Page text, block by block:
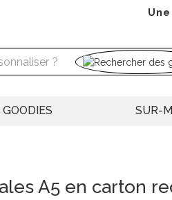
GOODIES SUR-
A5 en carton